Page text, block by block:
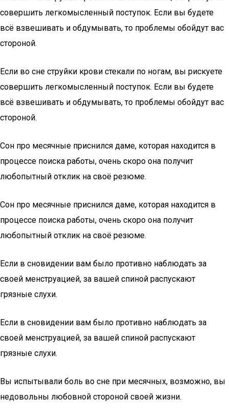
совершить легкомысленный поступок. Если вы будете
всё взвешивать и обдумывать, то проблемы обойдут вас
стороной.
Если во сне струйки крови стекали по ногам, вы рискуете
совершить легкомысленный поступок. Если вы будете
всё взвешивать и обдумывать, то проблемы обойдут вас
стороной.
Сон про месячные приснился даме, которая находится в
процессе поиска работы, очень скоро она получит
любопытный отклик на своё резюме.
Сон про месячные приснился даме, которая находится в
процессе поиска работы, очень скоро она получит
любопытный отклик на своё резюме.
Если в сновидении вам было противно наблюдать за
своей менструацией, за вашей спиной распускают
грязные слухи.
Если в сновидении вам было противно наблюдать за
своей менструацией, за вашей спиной распускают
грязные слухи.
Вы испытывали боль во сне при месячных, возможно, вы
недовольны любовной стороной своей жизни.